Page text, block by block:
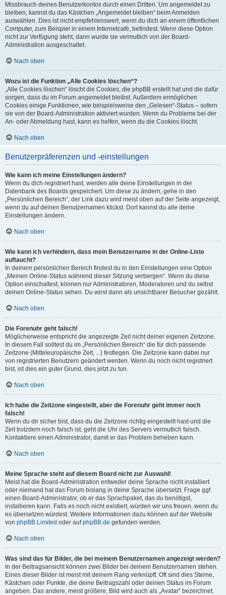
Missbrauch deines Benutzerkontos durch einen Dritten. Um angemeldet zu
bleiben, kannst du das Kästchen „Angemeldet bleiben“ beim Anmelden
auswählen. Dies ist nicht empfehlenswert, wenn du dich an einem öffentlichen
Computer, zum Beispiel in einem Internetcafé, befindest. Wenn diese Option
nicht zur Verfügung steht, dann wurde sie vermutlich von der Board-
Administration ausgeschaltet.
Nach oben
Wozu ist die Funktion „Alle Cookies löschen“?
„Alle Cookies löschen“ löscht die Cookies, die phpBB erstellt hat und die dafür
sorgen, dass du im Forum angemeldet bleibst. Außerdem ermöglichen
Cookies einige Funktionen, wie beispielsweise den „Gelesen“-Status – sofern
sie von der Board-Administration aktiviert wurden. Wenn du Probleme bei der
An- oder Abmeldung hast, kann es helfen, wenn du die Cookies löscht.
Nach oben
Benutzerpräferenzen und -einstellungen
Wie kann ich meine Einstellungen ändern?
Wenn du dich registriert hast, werden alle deine Einstellungen in der
Datenbank des Boards gespeichert. Um diese zu ändern, gehe in den
„Persönlichen Bereich“; der Link dazu wird meist oben auf der Seite angezeigt,
wenn du auf deinen Benutzernamen klickst. Dort kannst du alle deine
Einstellungen ändern.
Nach oben
Wie kann ich verhindern, dass mein Benutzername in der Online-Liste
auftaucht?
In deinem persönlichen Bereich findest du in den Einstellungen eine Option
„Meinen Online-Status während dieser Sitzung verbergen“. Wenn du diese
Option einschaltest, können nur Administratoren, Moderatoren und du selbst
deinen Online-Status sehen. Du wirst dann als unsichtbarer Besucher gezählt.
Nach oben
Die Forenuhr geht falsch!
Möglicherweise entspricht die angezeigte Zeit nicht deiner eigenen Zeitzone.
In diesem Fall solltest du im „Persönlichen Bereich“ die für dich passende
Zeitzone (Mitteleuropäische Zeit, ...) festlegen. Die Zeitzone kann dabei nur
von registrierten Benutzern geändert werden. Wenn du noch nicht registriert
bist, ist dies ein guter Grund, dies jetzt zu tun.
Nach oben
Ich habe die Zeitzone eingestellt, aber die Forenuhr geht immer noch
falsch!
Wenn du dir sicher bist, dass du die Zeitzone richtig eingestellt hast und die
Zeit trotzdem noch falsch ist, geht die Uhr des Servers vermutlich falsch.
Kontaktiere einen Administrator, damit er das Problem beheben kann.
Nach oben
Meine Sprache steht auf diesem Board nicht zur Auswahl!
Meist hat die Board-Administration entweder deine Sprache nicht installiert
oder niemand hat das Forum bislang in deine Sprache übersetzt. Frage ggf.
einen Board-Administrator, ob er das Sprachpaket, das du benötigst,
installieren kann. Falls es noch nicht existiert, würden wir uns freuen, wenn du
es übersetzen würdest. Weitere Informationen dazu können auf der Website
von phpBB Limited oder aufphpBB.de gefunden werden.
Nach oben
Was sind das für Bilder, die bei meinem Benutzernamen angezeigt werden?
In der Beitragsansicht können zwei Bilder bei deinem Benutzernamen stehen.
Eines dieser Bilder ist meist mit deinem Rang verknüpft: Oft sind dies Sterne,
Kästchen oder Punkte, die deine Beitragszahl oder deinen Status im Forum
angeben. Das andere, meist größere, Bild wird auch als „Avatar“ bezeichnet.